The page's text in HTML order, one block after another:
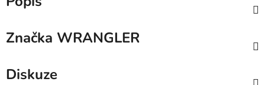
Značka WRANGLER
Diskuze